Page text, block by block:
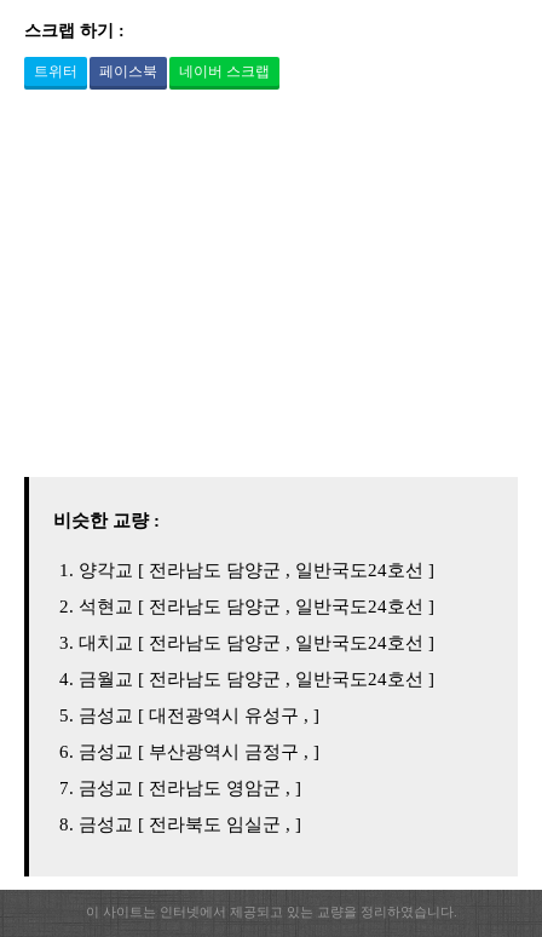
스크랩 하기 :
트위터 페이스북 네이버 스크랩
비슷한 교량 :
양각교 [ 전라남도 담양군 , 일반국도24호선 ]
석현교 [ 전라남도 담양군 , 일반국도24호선 ]
대치교 [ 전라남도 담양군 , 일반국도24호선 ]
금월교 [ 전라남도 담양군 , 일반국도24호선 ]
금성교 [ 대전광역시 유성구 , ]
금성교 [ 부산광역시 금정구 , ]
금성교 [ 전라남도 영암군 , ]
금성교 [ 전라북도 임실군 , ]
이 사이트는 인터넷에서 제공되고 있는 교량을 정리하였습니다.